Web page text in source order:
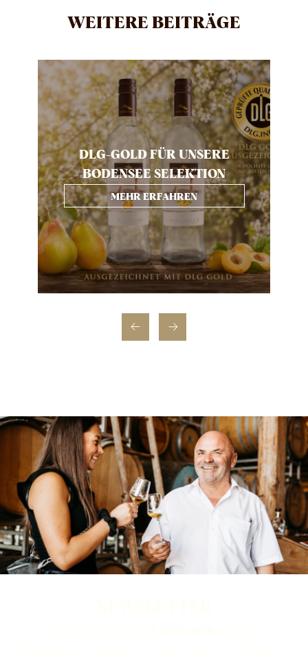
WEITERE BEITRÄGE
DLG-GOLD FÜR UNSERE
BODENSEE SELEKTION
MEHR ERFAHREN